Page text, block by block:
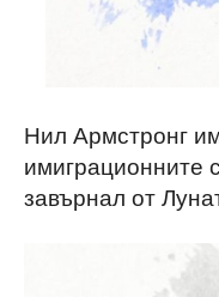
Нил Армстронг
имиграционните
завърнал от